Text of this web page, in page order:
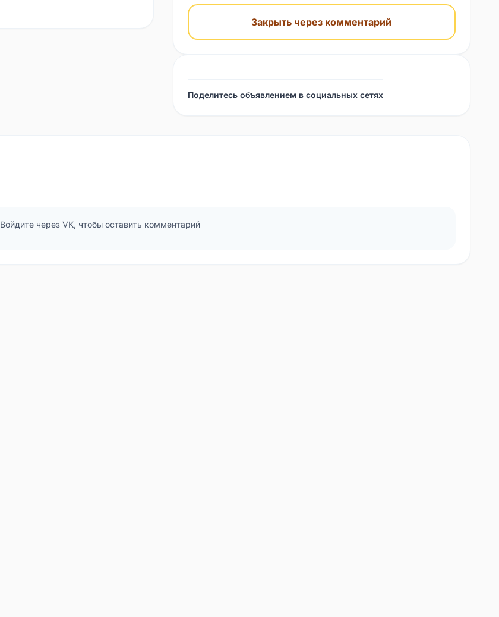
Закрыть через комментарий
Поделитесь объявлением в социальных сетях
Войдите через VK, чтобы оставить комментарий